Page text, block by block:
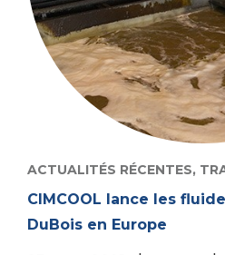
ACTUALITÉS RÉCENTES,
CIMCOOL lance les
DuBois en Europe